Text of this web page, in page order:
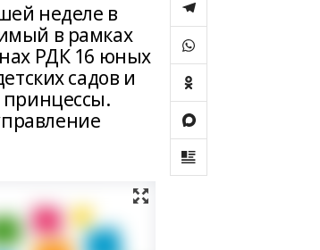
неделе в
в рамках
РДК 16 юных
садов и
принцессы.